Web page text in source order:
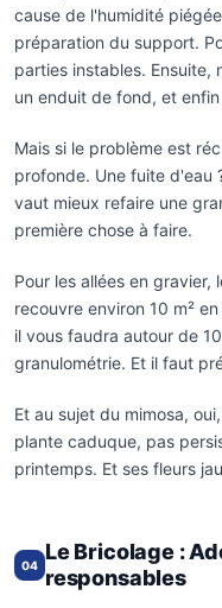
cause de l'humidité
préparation du support.
parties instables. Ensuite,
un enduit de fond, et
Mais si le problème est
profonde. Une fuite d'eau
vaut mieux refaire une
première chose à faire.
Pour les allées en gravier,
recouvre environ 10 m²
il vous faudra autour de
granulométrie. Et il faut
Et au sujet du mimosa,
plante caduque, pas
printemps. Et ses fleurs
04
Le Bricolage :
responsables